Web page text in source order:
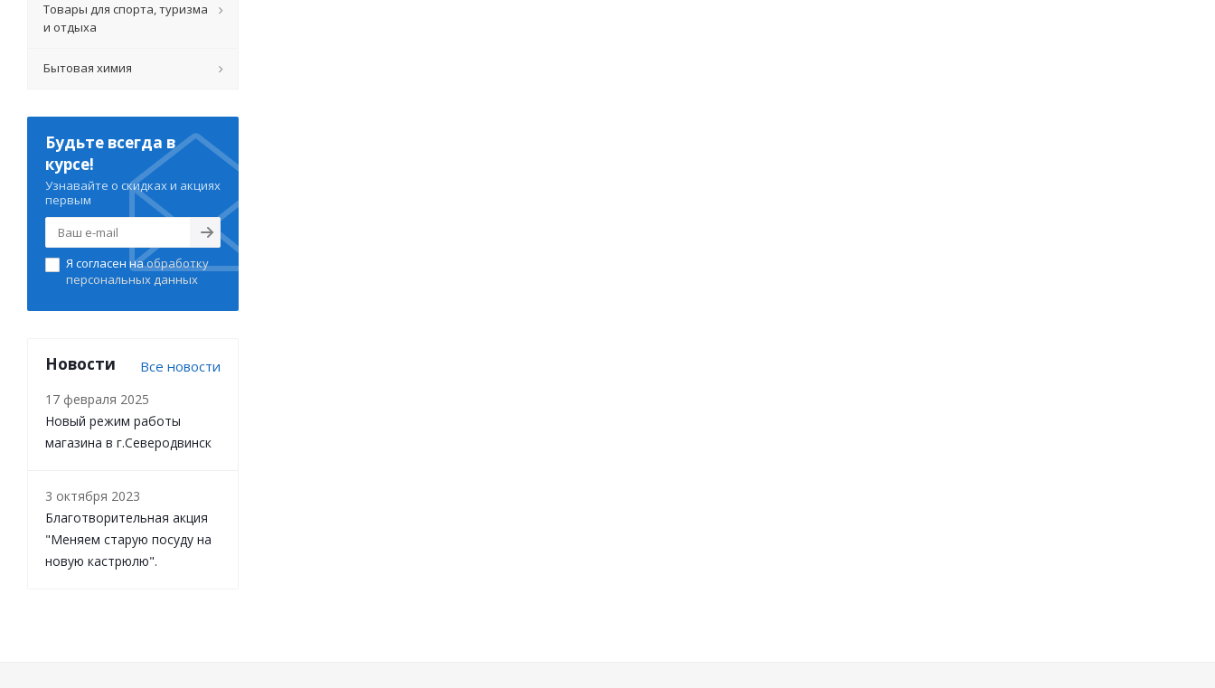
Товары для спорта, туризма
и отдыха
Бытовая химия
Будьте всегда в
курсе!
Узнавайте о скидках и акциях
первым
Я согласен наобработку
персональных данных
Новости Все новости
17 февраля 2025
Новый режим работы
магазина в г.Северодвинск
3 октября 2023
Благотворительная акция
"Меняем старую посуду на
новую кастрюлю".